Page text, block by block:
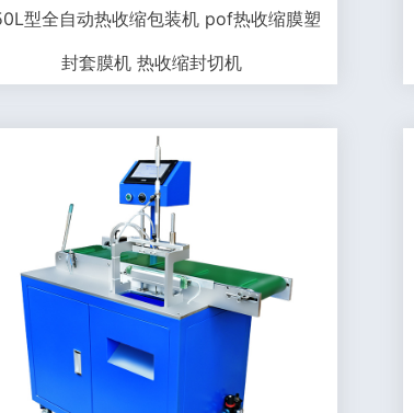
型全自动热收缩包装机 pof热收缩膜塑
封套膜机 热收缩封切机